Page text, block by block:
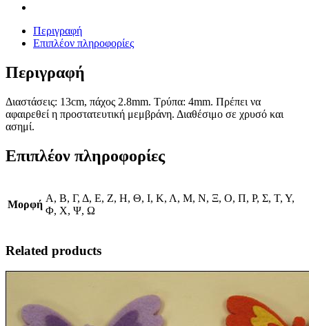
Περιγραφή
Επιπλέον πληροφορίες
Περιγραφή
Διαστάσεις: 13cm, πάχος 2.8mm. Τρύπα: 4mm. Πρέπει να
αφαιρεθεί η προστατευτική μεμβράνη. Διαθέσιμο σε χρυσό και
ασημί.
Επιπλέον πληροφορίες
Μορφή
Α, Β, Γ, Δ, Ε, Ζ, Η, Θ, Ι, Κ, Λ, Μ, Ν, Ξ, Ο, Π, Ρ, Σ, Τ, Υ,
Φ, Χ, Ψ, Ω
Related products